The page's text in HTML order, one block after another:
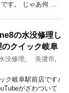
です。 じゃあ何 …
の水没修理し
のクイック岐阜
没修理, 美濃市,
ク岐阜駅前店です♪
がざわついて